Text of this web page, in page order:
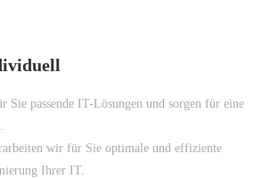
Sie passende IT-Lösungen und sorgen für eine
wir für Sie optimale und effiziente
Ihrer IT.